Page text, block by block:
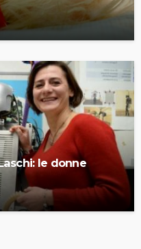
le donne